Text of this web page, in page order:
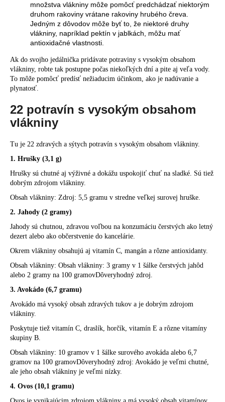
množstva vlákniny môže pomôcť predchádzať niektorým
druhom rakoviny vrátane rakoviny hrubého čreva.
Jedným z dôvodov môže byť to, že niektoré druhy
vlákniny, napríklad pektín v jablkách, môžu mať
antioxidačné vlastnosti.
Ak do svojho jedálnička pridávate potraviny s vysokým obsahom
vlákniny, robte tak postupne počas niekoľkých dní a pite aj veľa vody.
To môže pomôcť predísť nežiaducim účinkom, ako je nadúvanie a
plynatosť.
22 potravín s vysokým obsahom
vlákniny
Tu je 22 zdravých a sýtych potravín s vysokým obsahom vlákniny.
1. Hrušky (3,1 g)
Hrušky sú chutné aj výživné a dokážu uspokojiť chuť na sladké. Sú tiež
dobrým zdrojom vlákniny.
Obsah vlákniny: Zdroj: 5,5 gramu v stredne veľkej surovej hruške.
2. Jahody (2 gramy)
Jahody sú chutnou, zdravou voľbou na konzumáciu čerstvých ako letný
dezert alebo ako občerstvenie do kancelárie.
Okrem vlákniny obsahujú aj vitamín C, mangán a rôzne antioxidanty.
Obsah vlákniny: Obsah vlákniny: 3 gramy v 1 šálke čerstvých jahôd
alebo 2 gramy na 100 gramovDôveryhodný zdroj.
3. Avokádo (6,7 gramu)
Avokádo má vysoký obsah zdravých tukov a je dobrým zdrojom
vlákniny.
Poskytuje tiež vitamín C, draslík, horčík, vitamín E a rôzne vitamíny
skupiny B.
Obsah vlákniny: 10 gramov v 1 šálke surového avokáda alebo 6,7
gramov na 100 gramovDôveryhodný zdroj: Avokádo je veľmi chutné,
ale jeho obsah vlákniny je veľmi nízky.
4. Ovos (10,1 gramu)